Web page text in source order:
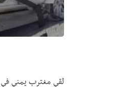
لقي مغترب يمني في